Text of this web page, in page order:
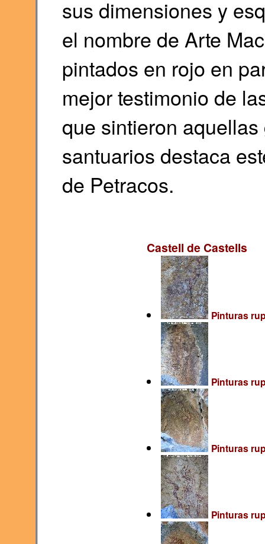
sus dimensiones y
el nombre de Arte
pintados en rojo en
mejor testimonio de
que sintieron
santuarios destaca
de Petracos.
Castell de Castells
Pinturas
Pinturas
Pinturas
Pinturas